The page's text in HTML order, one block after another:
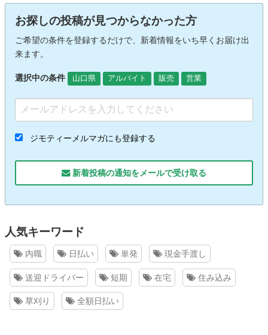
お探しの投稿が見つからなかった方
ご希望の条件を登録するだけで、新着情報をいち早くお届け出
来ます。
選択中の条件 山口県 アルバイト 販売 営業
ジモティーメルマガにも登録する
新着投稿の通知をメールで受け取る
人気キーワード
内職 日払い 単発 現金手渡し
送迎ドライバー 短期 在宅 住み込み
草刈り 全額日払い